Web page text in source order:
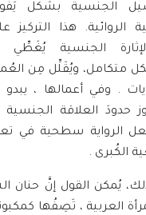
الجنسية بشكل
الروائية. هذا
الجنسية يُغَطِّي
متكامل، ويُقَلِّل مِن
. وفي أعمالها ،
حدودَ العلاقة الجنسية
الرواية سطحية في
الكُبرى .
يُمكن القول إنَّ حنان
العربية ، تَصِفُها